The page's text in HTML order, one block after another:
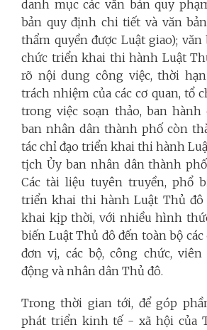
danh mục các văn bản quy
bản quy định chi tiết và văn
thẩm quyền được Luật giao); văn
chức triển khai thi hành Luật
rõ nội dung công việc, thời
trách nhiệm của các cơ quan, tổ
trong việc soạn thảo, ban hành
ban nhân dân thành phố còn
tác chỉ đạo triển khai thi hành
tịch Ủy ban nhân dân thành
Các tài liệu tuyên truyền, phổ
triển khai thi hành Luật Thủ đô
khai kịp thời, với nhiều hình
biến Luật Thủ đô đến toàn bộ các
đơn vị, các bộ, công chức,
động và nhân dân Thủ đô.
Trong thời gian tới, để góp
phát triển kinh tế - xã hội của